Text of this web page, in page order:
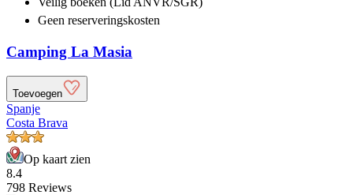
Geen reserveringskosten
Camping La Masia
Toevoegen
Spanje
Costa Brava
Op kaart zien
8.4
798 Reviews